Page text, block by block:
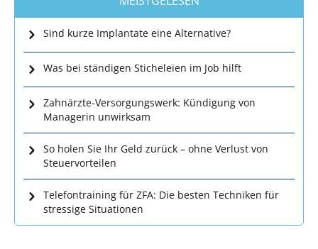
Sind kurze Implantate eine Alternative?
Was bei ständigen Sticheleien im Job hilft
Zahnärzte-Versorgungswerk: Kündigung von
Managerin unwirksam
So holen Sie Ihr Geld zurück – ohne Verlust von
Steuervorteilen
Telefontraining für ZFA: Die besten Techniken für
stressige Situationen